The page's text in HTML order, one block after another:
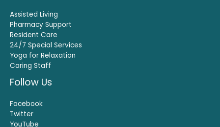
Assisted Living
Pharmacy Support
Resident Care
24/7 Special Services
Yoga for Relaxation
Caring Staff
Follow Us
Facebook
Twitter
YouTube